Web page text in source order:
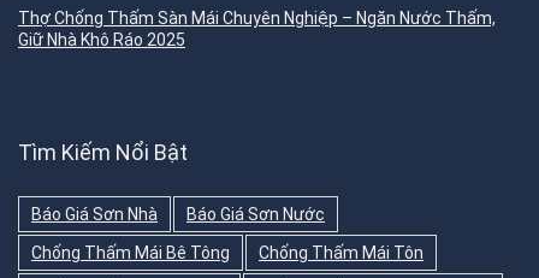
Thợ Chống Thấm Sàn Mái Chuyên Nghiệp – Ngăn Nước Thấm,
Giữ Nhà Khô Ráo 2025
Tìm Kiếm Nổi Bật
Báo Giá Sơn Nhà
Báo Giá Sơn Nước
Chống Thấm Mái Bê Tông
Chống Thấm Mái Tôn